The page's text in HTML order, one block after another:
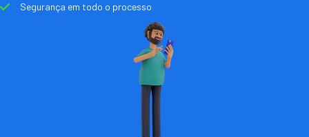
Segurança em todo o processo